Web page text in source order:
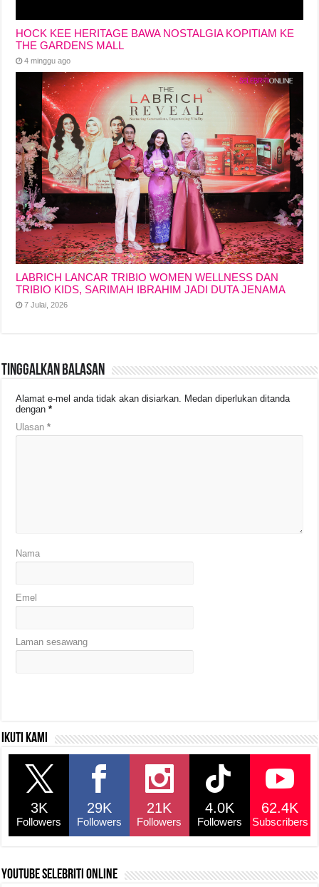
HOCK KEE HERITAGE BAWA NOSTALGIA KOPITIAM KE
THE GARDENS MALL
4 minggu ago
LABRICH LANCAR TRIBIO WOMEN WELLNESS DAN
TRIBIO KIDS, SARIMAH IBRAHIM JADI DUTA JENAMA
7 Julai, 2026
Tinggalkan Balasan
Alamat e-mel anda tidak akan disiarkan. Medan diperlukan ditanda
dengan*
Ulasan*
Nama
Emel
Laman sesawang
Ikuti kami
3K
Followers
29K
Followers
21K
Followers
4.0K
Followers
62.4K
Subscribers
YouTube selebriti online